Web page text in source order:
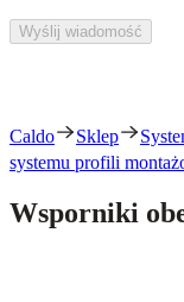
Wyślij wiadomość
Caldo Sklep
systemu profili
Wsporniki